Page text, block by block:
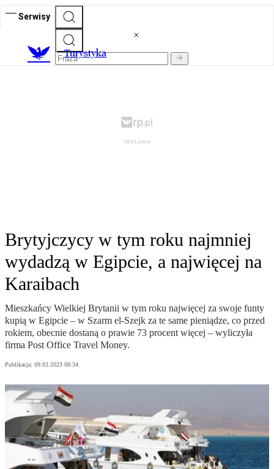
Serwisy
Turystyka
Brytyjczycy w tym roku najmniej
wydadzą w Egipcie, a najwięcej na
Karaibach
Mieszkańcy Wielkiej Brytanii w tym roku najwięcej za swoje funty
kupią w Egipcie – w Szarm el-Szejk za te same pieniądze, co przed
rokiem, obecnie dostaną o prawie 73 procent więcej – wyliczyła
firma Post Office Travel Money.
Publikacja: 09.03.2023 08:34